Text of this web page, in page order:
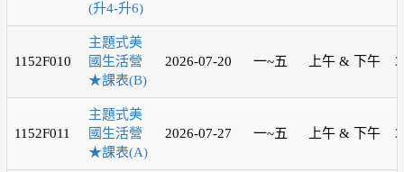
(升4-升6)
1152F010
主題式美
國生活營
★課表(B)
2026-07-20 一~五 上午 & 下午
1152F011
主題式美
國生活營
★課表(A)
2026-07-27 一~五 上午 & 下午